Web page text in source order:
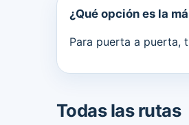
¿Qué opción es la
Para puerta a puerta,
Todas las rutas